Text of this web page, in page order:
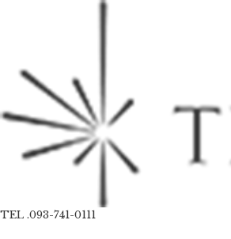
TEL .093-741-0111